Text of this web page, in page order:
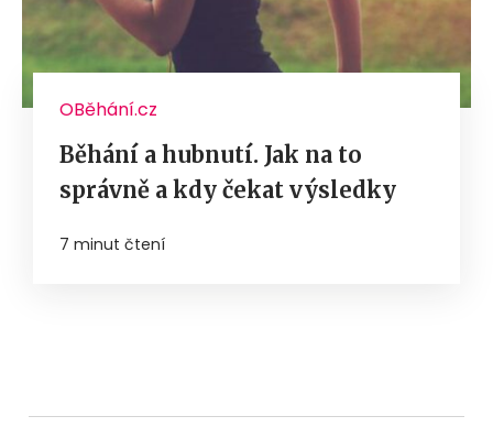
OBěhání.cz
Běhání a hubnutí. Jak na to
správně a kdy čekat výsledky
7 minut čtení